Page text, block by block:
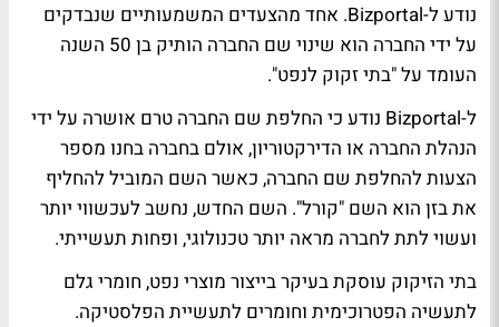
נודע ל-Bizportal. אחד מהצעדים המשמעותיים שנבדקים
על ידי החברה הוא שינוי שם החברה הותיק בן 50 השנה
העומד על "בתי זקוק לנפט".
ל-Bizportal נודע כי החלפת שם החברה טרם אושרה על ידי
הנהלת החברה או הדירקטוריון, אולם בחברה בחנו מספר
הצעות להחלפת שם החברה, כאשר השם המוביל להחליף
את בזן הוא השם "קורל". השם החדש, נחשב לעכשווי יותר
ועשוי לתת לחברה מראה יותר טכנולוגי, ופחות תעשייתי.
בתי הזיקוק עוסקת בעיקר בייצור מוצרי נפט, חומרי גלם
לתעשיה הפטרוכימית וחומרים לתעשיית הפלסטיקה.